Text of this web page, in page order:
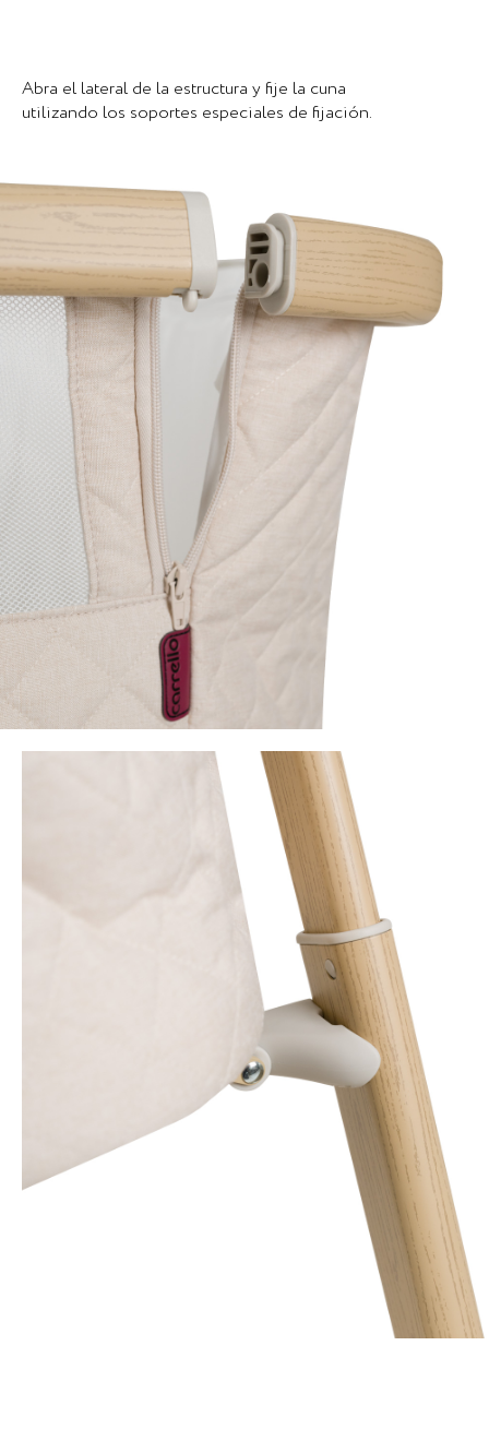
Abra el lateral de la estructura y fije la cuna
utilizando los soportes especiales de fijación.